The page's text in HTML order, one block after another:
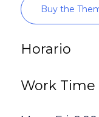
Buy the
Horario
Work Time